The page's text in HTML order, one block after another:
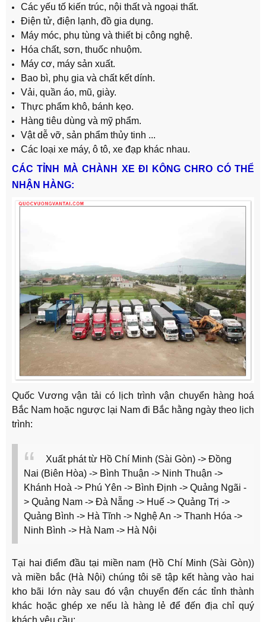
Các yếu tố kiến ​​trúc, nội thất và ngoại thất.
Điện tử, điện lạnh, đồ gia dụng.
Máy móc, phụ tùng và thiết bị công nghệ.
Hóa chất, sơn, thuốc nhuộm.
Máy cơ, máy sản xuất.
Bao bì, phụ gia và chất kết dính.
Vải, quần áo, mũ, giày.
Thực phẩm khô, bánh kẹo.
Hàng tiêu dùng và mỹ phẩm.
Vật dễ vỡ, sản phẩm thủy tinh ...
Các loại xe máy, ô tô, xe đạp khác nhau.
CÁC TỈNH MÀ CHÀNH XE ĐI KÔNG CHRO CÓ THỂ
NHẬN HÀNG:
Quốc Vương vận tải có lịch trình vận chuyển hàng hoá
Bắc Nam hoặc ngược lại Nam đi Bắc hằng ngày theo lịch
trình:
Xuất phát từ Hồ Chí Minh (Sài Gòn) -> Đồng
Nai (Biên Hòa) -> Bình Thuận -> Ninh Thuận ->
Khánh Hoà -> Phú Yên -> Bình Định -> Quảng Ngãi -
> Quảng Nam -> Đà Nẵng -> Huế -> Quảng Trị ->
Quảng Bình -> Hà Tĩnh -> Nghệ An -> Thanh Hóa ->
Ninh Bình -> Hà Nam -> Hà Nội
Tại hai điểm đầu tại miền nam (Hồ Chí Minh (Sài Gòn))
và miền bắc (Hà Nội) chúng tôi sẽ tập kết hàng vào hai
kho bãi lớn này sau đó vận chuyển đến các tỉnh thành
khác hoặc ghép xe nếu là hàng lẻ để đến địa chỉ quý
khách yêu cầu: